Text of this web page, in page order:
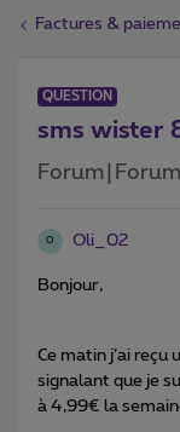
Factures &
QUESTION
sms wister
O Oli_02
Bonjour,
Ce matin j’ai
signalant que je
à 4,99€ la